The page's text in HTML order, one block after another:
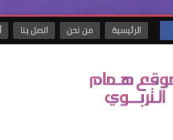
الرئيسية من نحن اتصل بنا